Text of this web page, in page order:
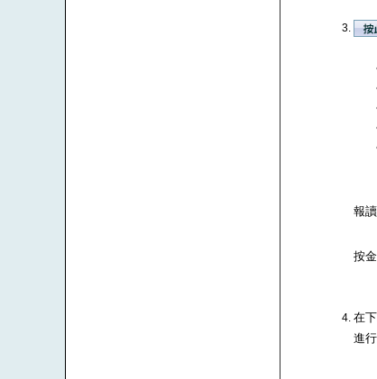
報
按
在
進行